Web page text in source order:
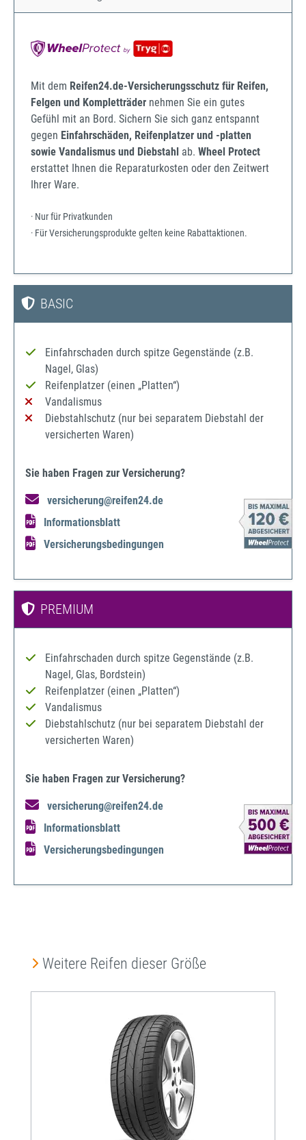
Mit dem Reifen24.de-Versicherungsschutz für Reifen,
Felgen und Kompletträder nehmen Sie ein gutes
Gefühl mit an Bord. Sichern Sie sich ganz entspannt
gegen Einfahrschäden, Reifenplatzer und -platten
sowie Vandalismus und Diebstahl ab. Wheel Protect
erstattet Ihnen die Reparaturkosten oder den Zeitwert
Ihrer Ware.
· Nur für Privatkunden
· Für Versicherungsprodukte gelten keine Rabattaktionen.
BASIC
Einfahrschaden durch spitze Gegenstände (z.B.
Nagel, Glas)
Reifenplatzer (einen „Platten“)
Vandalismus
Diebstahlschutz (nur bei separatem Diebstahl der
versicherten Waren)
Sie haben Fragen zur Versicherung?
versicherung@reifen24.de
Informationsblatt
Versicherungsbedingungen
PREMIUM
Einfahrschaden durch spitze Gegenstände (z.B.
Nagel, Glas, Bordstein)
Reifenplatzer (einen „Platten“)
Vandalismus
Diebstahlschutz (nur bei separatem Diebstahl der
versicherten Waren)
Sie haben Fragen zur Versicherung?
versicherung@reifen24.de
Informationsblatt
Versicherungsbedingungen
Produktgalerie überspringen
Weitere Reifen dieser Größe